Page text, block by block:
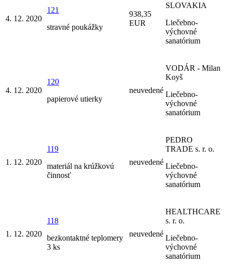
4. 12. 2020
121
stravné poukážky
938,35
EUR
SLOVAKIA
Liečebno-
výchovné
sanatórium
4. 12. 2020
120
papierové utierky
neuvedené
VODÁR - Milan
Koyš
Liečebno-
výchovné
sanatórium
1. 12. 2020
119
materiál na krúžkovú
činnosť
neuvedené
PEDRO
TRADE s. r. o.
Liečebno-
výchovné
sanatórium
1. 12. 2020
118
bezkontaktné teplomery
3 ks
neuvedené
HEALTHCARE
s. r. o.
Liečebno-
výchovné
sanatórium